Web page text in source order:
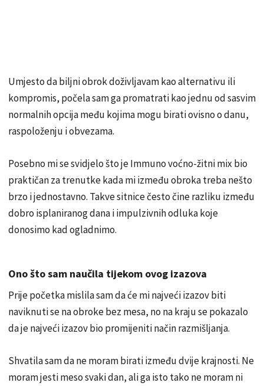
Umjesto da biljni obrok doživljavam kao alternativu ili
kompromis, počela sam ga promatrati kao jednu od sasvim
normalnih opcija među kojima mogu birati ovisno o danu,
raspoloženju i obvezama.
Posebno mi se svidjelo što je Immuno voćno-žitni mix bio
praktičan za trenutke kada mi između obroka treba nešto
brzo i jednostavno. Takve sitnice često čine razliku između
dobro isplaniranog dana i impulzivnih odluka koje
donosimo kad ogladnimo.
Ono što sam naučila tijekom ovog izazova
Prije početka mislila sam da će mi najveći izazov biti
naviknuti se na obroke bez mesa, no na kraju se pokazalo
da je najveći izazov bio promijeniti način razmišljanja.
Shvatila sam da ne moram birati između dvije krajnosti. Ne
moram jesti meso svaki dan, ali ga isto tako ne moram ni